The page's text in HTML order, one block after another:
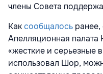
члены Совета
Каксообщалось
Апелляционная палата
«жесткие и серьезные
использовал Шор,